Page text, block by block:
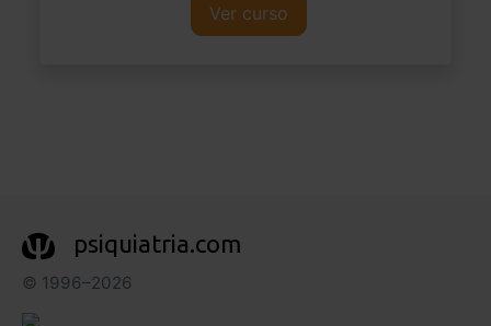
Ver curso
psiquiatria.com
© 1996–2026